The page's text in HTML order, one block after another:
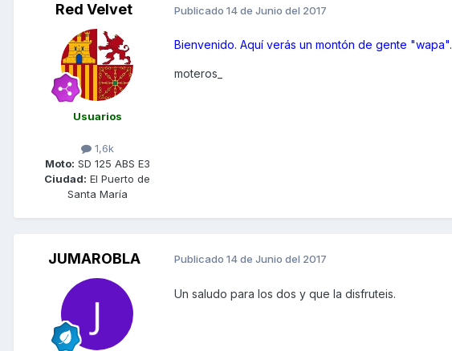
Red Velvet
Usuarios
1,6k
Moto: SD 125 ABS E3
Ciudad: El Puerto de
Santa María
Publicado 14 de Junio del 2017
Bienvenido. Aquí verás un montón de gente "wapa".
moteros_
JUMAROBLA Publicado 14 de Junio del 2017
Un saludo para los dos y que la disfruteis.